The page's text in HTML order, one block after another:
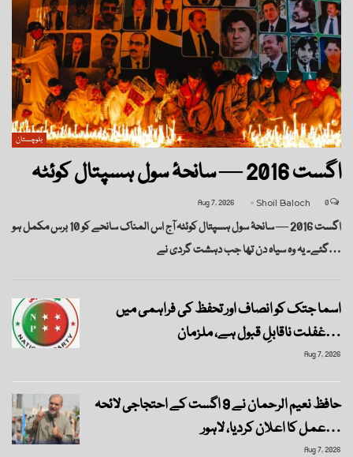
بلوچستان
اگست 2016 — سانحۂ سول ہسپتال کوئٹہ
Shoil Baloch
Aug 7, 2026
اگست 2016 — سانحۂ سول ہسپتال کوئٹہ آج اس المناک سانحے کو 10 برس مکمل ہو
گئے۔ یہ وہ سیاہ دن تھا جب دہشت گردی نے…
اسما جتک کو انصاف اور تحفظ کی فراہمی میں
غفلت ناقابلِ قبول ہے، ملزمان…
Aug 7, 2026
حافظ نعیم الرحمان نے 9 اگست کے احتجاجی لائحہ
عمل کا اعلان کردیا، لاہور…
Aug 7, 2026